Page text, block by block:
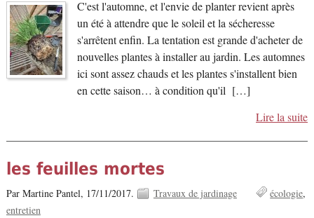
C'est l'automne, et l'envie de planter revient après
un été à attendre que le soleil et la sécheresse
s'arrêtent enfin. La tentation est grande d'acheter de
nouvelles plantes à installer au jardin. Les automnes
ici sont assez chauds et les plantes s'installent bien
en cette saison… à condition qu'il […]
Lire la suite
les feuilles mortes
Par Martine Pantel, 17/11/2017. Travaux de jardinage
écologie
entretien